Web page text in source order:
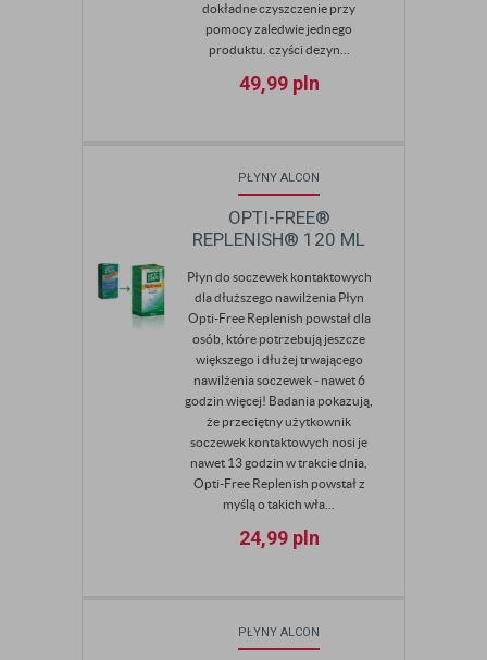
dokładne czyszczenie przy
pomocy zaledwie jednego
produktu. czyści dezyn...
49,99 pln
PŁYNY ALCON
OPTI-FREE®
REPLENISH® 120 ML
Płyn do soczewek kontaktowych
dla dłuższego nawilżenia Płyn
Opti-Free Replenish powstał dla
osób, które potrzebują jeszcze
większego i dłużej trwającego
nawilżenia soczewek - nawet 6
godzin więcej! Badania pokazują,
że przeciętny użytkownik
soczewek kontaktowych nosi je
nawet 13 godzin w trakcie dnia,
Opti-Free Replenish powstał z
myślą o takich wła...
24,99 pln
PŁYNY ALCON